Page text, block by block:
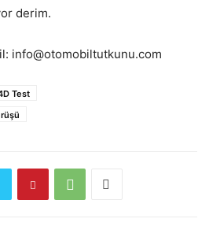
derim.
info@otomobiltutkunu.com
Test